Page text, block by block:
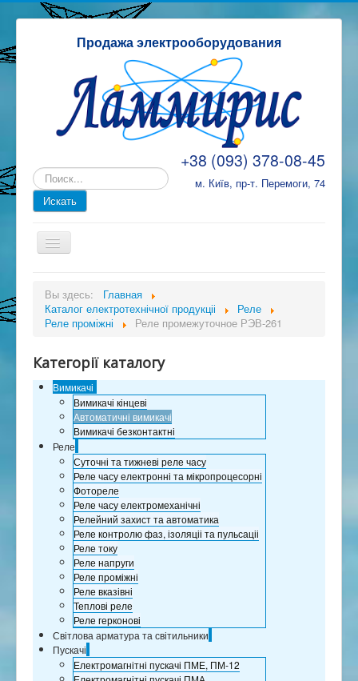
Продажа электрооборудования
+38 (093) 378-08-45
м. Київ, пр-т. Перемоги, 74
Каталог електротехнічної продукціі
Сертификаты
Партнеры
Контакты
Розрахунок відстаней
Вы здесь:
Главная
Каталог електротехнічної продукціі
Реле
Реле проміжні
Реле промежуточное РЭВ-261
Категорії каталогу
Вимикачі
Вимикачі кінцеві
Автоматичні вимикачі
Вимикачі безконтактні
Реле
Суточні та тижневі реле часу
Реле часу електронні та мікропроцесорні
Фотореле
Реле часу електромеханічні
Релейний захист та автоматика
Реле контролю фаз, ізоляціі та пульсаціі
Реле току
Реле напруги
Реле проміжні
Реле вказівні
Теплові реле
Реле герконові
Світлова арматура та світильники
Пускачі
Електромагнітні пускачі ПМЕ, ПМ-12